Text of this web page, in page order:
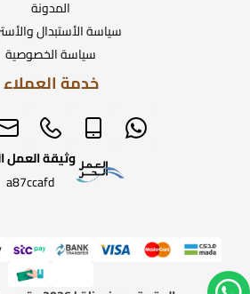
المدونة
سياسة الأستبدال
سياسة الخصوصية
خدمة العملاء
وثيقة العمل
a87ccafd